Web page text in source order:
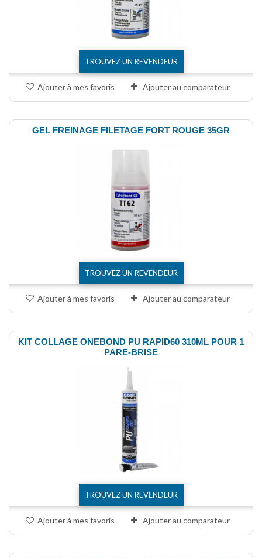
TROUVEZ UN REVENDEUR
Ajouter à mes favoris Ajouter au comparateur
GEL FREINAGE FILETAGE FORT ROUGE 35GR
TROUVEZ UN REVENDEUR
Ajouter à mes favoris Ajouter au comparateur
KIT COLLAGE ONEBOND PU RAPID60 310ML POUR 1
PARE-BRISE
TROUVEZ UN REVENDEUR
Ajouter à mes favoris Ajouter au comparateur